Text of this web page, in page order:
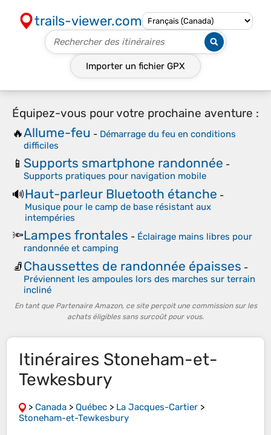
trails-viewer.com
Importer un fichier GPX
Équipez-vous pour votre prochaine aventure :
🔥Allume-feu - Démarrage du feu en conditions
difficiles
📱 Supports smartphone randonnée -
Supports pratiques pour navigation mobile
🔊Haut-parleur Bluetooth étanche -
Musique pour le camp de base résistant aux
intempéries
🔦Lampes frontales - Éclairage mains libres pour
randonnée et camping
🧦Chaussettes de randonnée épaisses -
Préviennent les ampoules lors des marches sur terrain
incliné
En tant que Partenaire Amazon, ce site perçoit une commission sur les
achats éligibles sans surcoût pour vous.
Itinéraires Stoneham-et-
Tewkesbury
> Canada > Québec > La Jacques-Cartier >
Stoneham-et-Tewkesbury